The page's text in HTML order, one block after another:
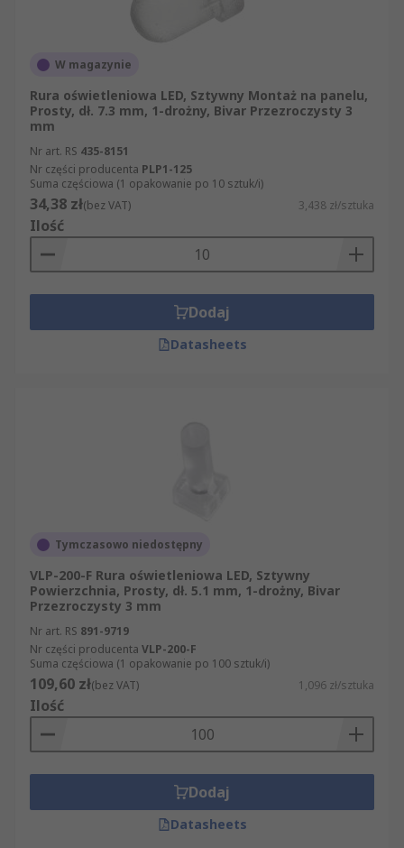
zamówionych produktów z kategorii Rury LED.
Niezależnie od tego, czy kupują Państwo produkt
w ilościach hurtowych, czy potrzebna jest
kategorii Rury LED zostanie dostarczony w ciągu
dwóch dni lub nawet na następny dzień, jeśli
zamówienie jest wyjątkowo pilne. Oprócz
artykułów z sekcji Rury LED mogą Państwo
zamówić także inne produkty z grupy
Elektronika, zasilacze i złącza. W skład naszej
oferty artykułów z grupy Elektronika, zasilacze i
złącza wchodzą m.in. części z działów
optoelektronika. Wszystkie zamówione produkty
dostarczamy Państwu w sposób błyskawiczny i
profesjonalny. Nie potrafią Państwo znaleźć
błyskawiczną dostawę. Jeśli odwiedzą Państwo
została zaprojektowana tak, by proces składania
W magazynie
Rura oświetleniowa LED, Sztywny Montaż na panelu,
Prosty, dł. 7.3 mm, 1-drożny, Bivar Przezroczysty 3
mm
Nr art. RS 435-8151
Nr części producenta PLP1-125
Suma częściowa (1 opakowanie po 10 sztuk/i)
34,38 zł(bez VAT) 3,438 zł/sztuka
Ilość
Dodaj
Datasheets
Tymczasowo niedostępny
VLP-200-F Rura oświetleniowa LED, Sztywny
Powierzchnia, Prosty, dł. 5.1 mm, 1-drożny, Bivar
Przezroczysty 3 mm
Nr art. RS 891-9719
Nr części producenta VLP-200-F
Suma częściowa (1 opakowanie po 100 sztuk/i)
109,60 zł(bez VAT) 1,096 zł/sztuka
Ilość
Dodaj
Datasheets